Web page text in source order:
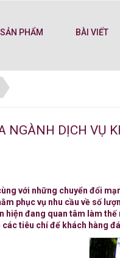
SẢN PHẨM BÀI VIẾT
NGÀNH DỊCH VỤ
với những chuyển đổi
phục vụ nhu cầu về số
hiện đang quan tâm làm
tiêu chí để khách hàng